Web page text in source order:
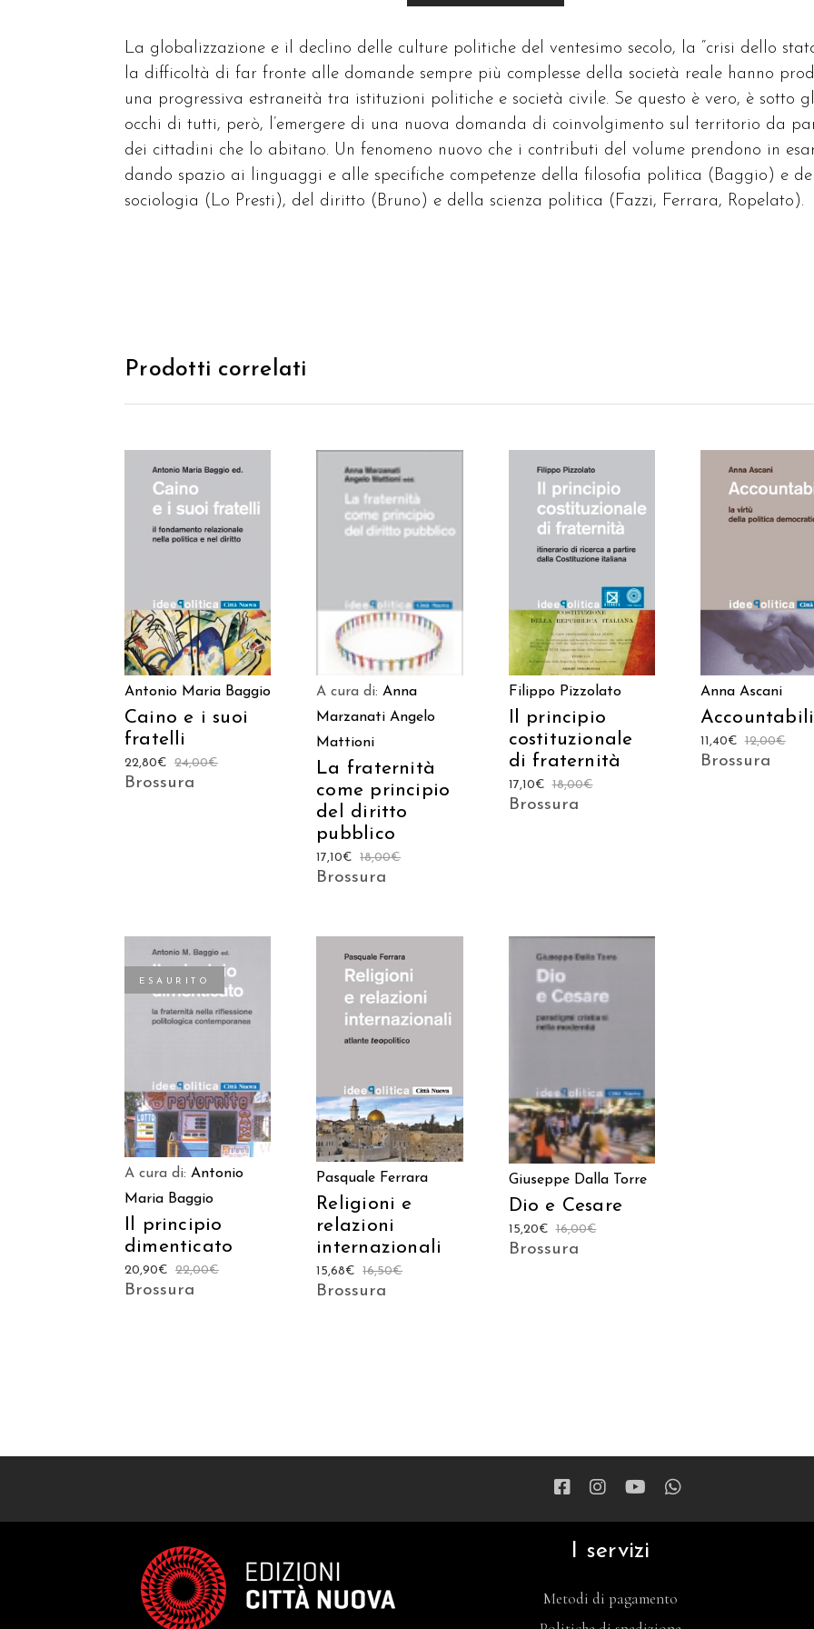
La globalizzazione e il declino delle culture politiche del ventesimo secolo, la “crisi dello
la difficoltà di far fronte alle domande sempre più complesse della società reale hanno
una progressiva estraneità tra istituzioni politiche e società civile. Se questo è vero, è sotto
occhi di tutti, però, l’emergere di una nuova domanda di coinvolgimento sul territorio da
dei cittadini che lo abitano. Un fenomeno nuovo che i contributi del volume prendono in
dando spazio ai linguaggi e alle specifiche competenze della filosofia politica (Baggio) e
sociologia (Lo Presti), del diritto (Bruno) e della scienza politica (Fazzi, Ferrara, Ropelato).
Prodotti correlati
Antonio Maria Baggio
Caino e i suoi
fratelli
24,00€
22,80€
Brossura
A cura di:Anna
Marzanati Angelo
Mattioni
La fraternità
come principio
del diritto
pubblico
18,00€
17,10€
Brossura
AGGIUNGI AL
Filippo Pizzolato
Il principio
costituzionale
di fraternità
18,00€
17,10€
Brossura
Anna Ascani
12,00€
11,40€
Brossura
ESAURITO
A cura di: Antonio
Maria Baggio
Il principio
dimenticato
22,00€
20,90€
Brossura
AGGIUNGI AL
Pasquale Ferrara
Religioni e
relazioni
internazionali
16,50€
15,68€
Brossura
Giuseppe Dalla Torre
Dio e Cesare
16,00€
15,20€
Brossura
I servizi
Metodi di pagamento